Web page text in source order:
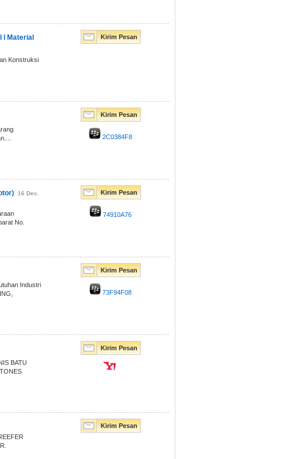
Kirim Pesan
l Material
Konstruksi
Kirim Pesan
2C0384F8
Kirim Pesan
74910A76
16 Dec.
No.
Kirim Pesan
73F94F08
Industri
Kirim Pesan
BATU
Kirim Pesan